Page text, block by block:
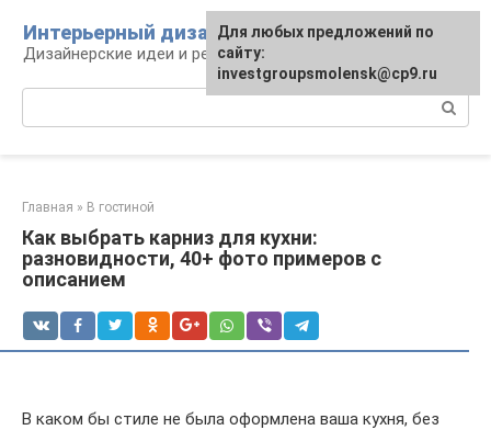
контенту
Интерьерный дизайн
Дизайнерские идеи и решения
Главная » В гостиной
Как выбрать карниз для кухни:
разновидности, 40+ фото примеров с
описанием
В каком бы стиле не была оформлена ваша кухня, без
Для любых предложений по
сайту:
investgroupsmolensk@cp9.ru